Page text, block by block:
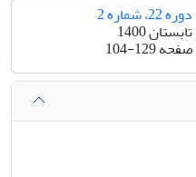
دوره 22، شماره 2
تابستان 1400
صفحه104-129